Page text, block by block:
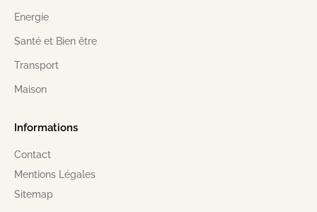
Energie
Santé et Bien être
Transport
Maison
Informations
Contact
Mentions Légales
Sitemap